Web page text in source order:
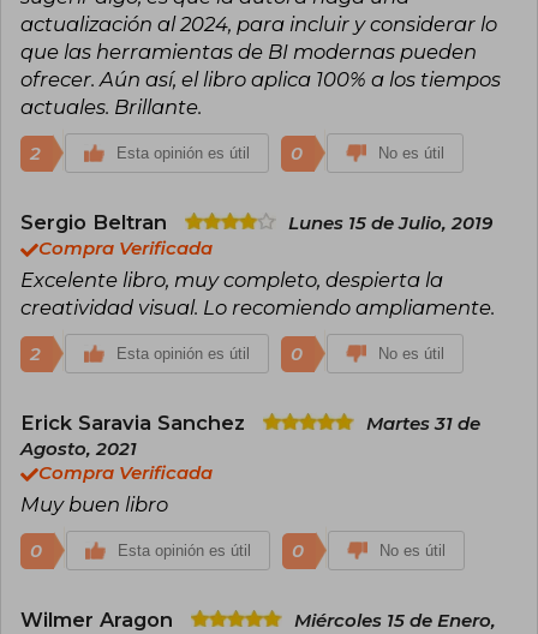
actualización al 2024, para incluir y considerar lo
que las herramientas de BI modernas pueden
ofrecer. Aún así, el libro aplica 100% a los tiempos
actuales. Brillante.
2 Esta opinión es útil 0 No es útil
Sergio Beltran
Lunes 15 de Julio, 2019
Compra Verificada
Excelente libro, muy completo, despierta la
creatividad visual. Lo recomiendo ampliamente.
2 Esta opinión es útil 0 No es útil
Erick Saravia Sanchez
Martes 31 de
Agosto, 2021
Compra Verificada
Muy buen libro
0 Esta opinión es útil 0 No es útil
Wilmer Aragon
Miércoles 15 de Enero,